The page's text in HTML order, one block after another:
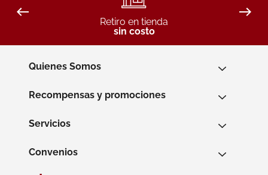
Retiro en tienda
sin costo
Quienes Somos
Recompensas y promociones
Servicios
Convenios